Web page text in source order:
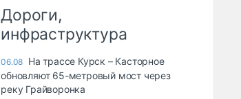
Дороги,
инфраструктура
06.08 На трассе Курск – Касторное
обновляют 65-метровый мост через
реку Грайворонка